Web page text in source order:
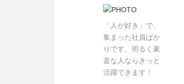
「人が好き」で、
集まった社員ばか
りです。明るく素
直な人ならきっと
活躍できます！